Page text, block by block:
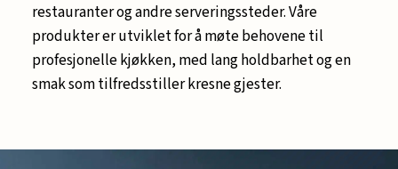
restauranter og andre serveringssteder. Våre
produkter er utviklet for å møte behovene til
profesjonelle kjøkken, med lang holdbarhet og en
smak som tilfredsstiller kresne gjester.